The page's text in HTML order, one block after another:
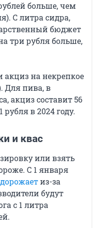
больше, чем
С литра сидра,
бюджет
три рубля больше,
акциз на некрепкое
Для пива, в
акциз составит 56
рубля в 2024 году.
и квас
или взять
С 1 января
из-за
будут
с 1 литра